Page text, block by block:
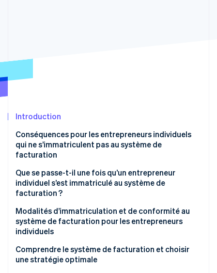
Élimination du carbone
Stripe Sessions 2026
Regarder la vidéo
Introduction
Conséquences pour les entrepreneurs individuels
qui ne s’immatriculent pas au système de
facturation
Annulation des transactions existantes et nouveaux
clients
facturation
Entreprises non immatriculées au système de
Que se passe-t-il une fois qu’un entrepreneur
individuel s’est immatriculé au système de
facturation ?
Mesures applicables aux entreprises exonérées
fiscalement
Modalités d’immatriculation et de conformité au
système de facturation pour les entrepreneurs
individuels
Comprendre le système de facturation et choisir
une stratégie optimale